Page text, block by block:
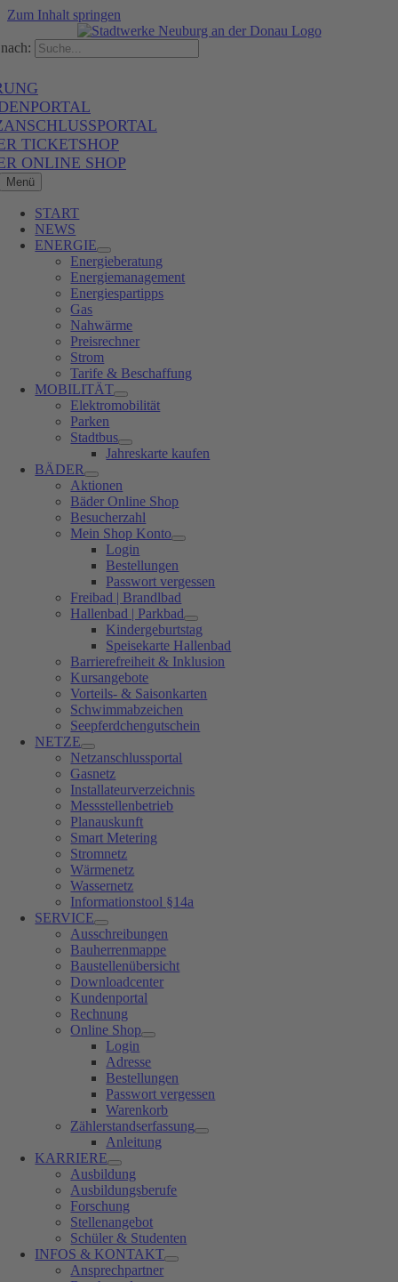
Zum Inhalt springen
TICKETSHOP
ONLINE SHOP
Menü
START
NEWS
ENERGIE
Energieberatung
Energiemanagement
Energiespartipps
Gas
Nahwärme
Preisrechner
Strom
Tarife & Beschaffung
MOBILITÄT
Elektromobilität
Parken
Stadtbus
Jahreskarte kaufen
BÄDER
Aktionen
Bäder Online Shop
Besucherzahl
Mein Shop Konto
Login
Bestellungen
Passwort vergessen
Freibad | Brandlbad
Hallenbad | Parkbad
Kindergeburtstag
Speisekarte Hallenbad
Barrierefreiheit & Inklusion
Kursangebote
Vorteils- & Saisonkarten
Schwimmabzeichen
Seepferdchengutschein
NETZE
Netzanschlussportal
Gasnetz
Installateurverzeichnis
Messstellenbetrieb
Planauskunft
Smart Metering
Stromnetz
Wärmenetz
Wassernetz
Informationstool §14a
SERVICE
Ausschreibungen
Bauherrenmappe
Baustellenübersicht
Downloadcenter
Kundenportal
Rechnung
Online Shop
Login
Adresse
Bestellungen
Passwort vergessen
Warenkorb
Zählerstandserfassung
Anleitung
KARRIERE
Ausbildung
Ausbildungsberufe
Forschung
Stellenangebot
Schüler & Studenten
INFOS & KONTAKT
Ansprechpartner